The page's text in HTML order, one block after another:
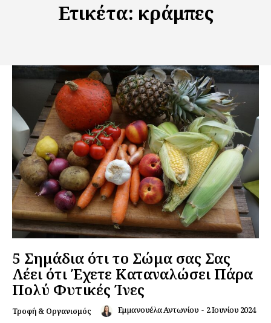
Ετικέτα: κράμπες
5 Σημάδια ότι το Σώμα σας Σας
Λέει ότι Έχετε Καταναλώσει Πάρα
Πολύ Φυτικές Ίνες
Τροφή & Οργανισμός Εμμανουέλα Αντωνίου - 2 Ιουνίου 2024